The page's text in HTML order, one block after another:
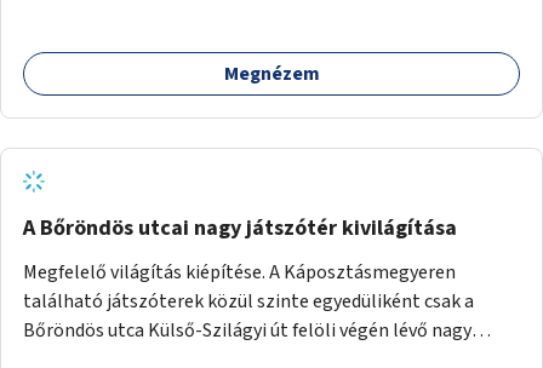
Megnézem
A Bőröndös utcai nagy játszótér kivilágítása
Megfelelő világítás kiépítése. A Káposztásmegyeren
található játszóterek közül szinte egyedüliként csak a
Bőröndös utca Külső-Szilágyi út felöli végén lévő nagy